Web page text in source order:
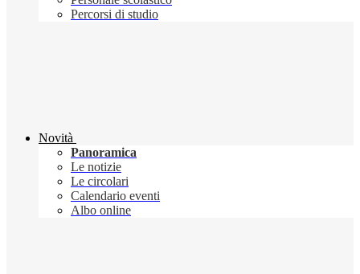
Percorsi di studio
Novità
Panoramica
Le notizie
Le circolari
Calendario eventi
Albo online